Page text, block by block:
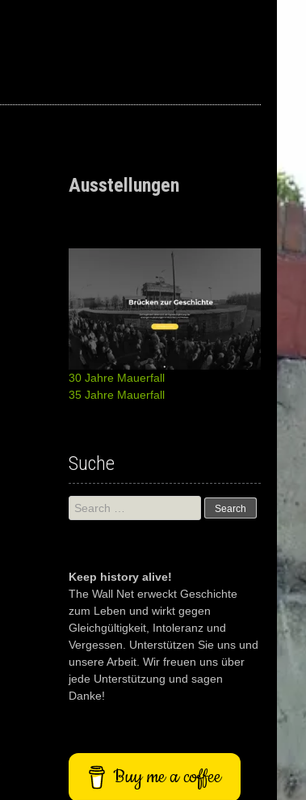
Ausstellungen
30 Jahre Mauerfall
35 Jahre Mauerfall
Suche
Search
for:
Keep history alive!
The Wall Net erweckt Geschichte
zum Leben und wirkt gegen
Gleichgültigkeit, Intoleranz und
Vergessen. Unterstützen Sie uns und
unsere Arbeit. Wir freuen uns über
jede Unterstützung und sagen
Danke!
Buy me a coffee